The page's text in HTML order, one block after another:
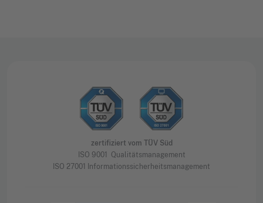
zertifiziert vom TÜV Süd
ISO 9001 Qualitätsmanagement
ISO 27001 Informationssicherheitsmanagement